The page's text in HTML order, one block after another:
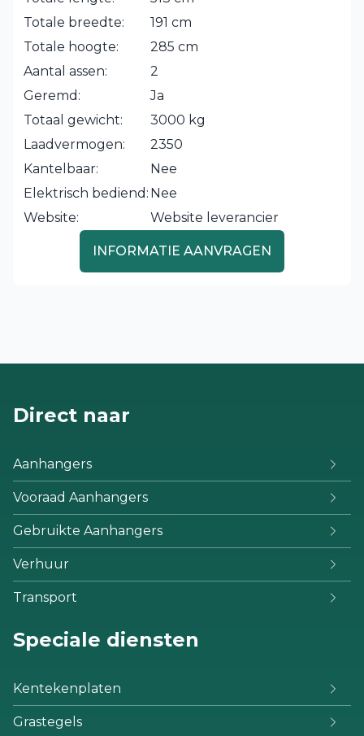
Totale breedte:
191 cm
Totale hoogte:
285 cm
Aantal assen:
2
Geremd:
Ja
Totaal gewicht:
3000 kg
Laadvermogen:
2350
Kantelbaar:
Nee
Elektrisch bediend: Nee
Website:
Website leverancier
INFORMATIE AANVRAGEN
Direct naar
Aanhangers
Vooraad Aanhangers
Gebruikte Aanhangers
Verhuur
Transport
Speciale diensten
Kentekenplaten
Grastegels